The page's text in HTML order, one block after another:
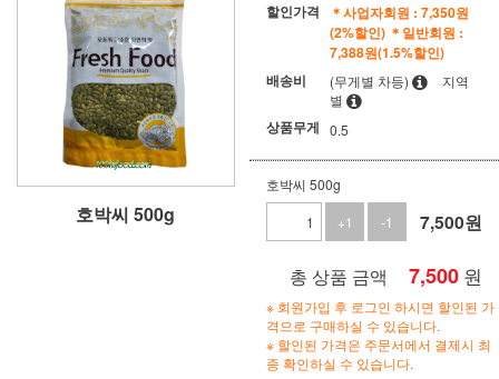
호박씨 500g
할인가격
＊사업자회원 : 7,350원
(2%할인) ＊일반회원 :
7,388원(1.5%할인)
배송비
(무게별 차등)
지역
별
상품무게 0.5
호박씨 500g
+1
-1 7,500원
총 상품 금액 7,500 원
※ 회원가입 후 로그인 하시면 할인된 가
격으로 구매하실 수 있습니다.
※ 할인된 가격은 주문서에서 결제시 최
종 확인하실 수 있습니다.